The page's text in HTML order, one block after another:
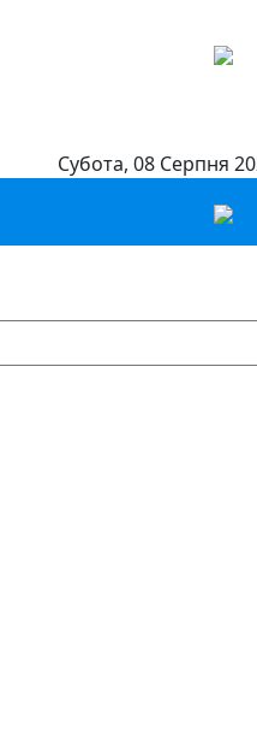
Субота, 08 Серпня